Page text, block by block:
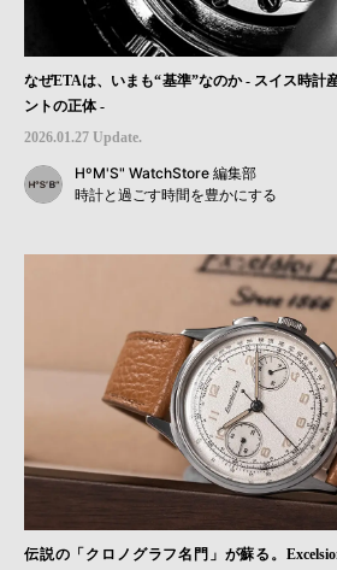
なぜETAは、いまも“基準”なのか - スイス時計
ントの正体 -
2026.01.27 Update.
HºM'S" WatchStore 編集部
時計と過ごす時間を豊かにする
伝説の「クロノグラフ名門」が蘇る。